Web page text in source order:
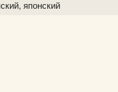
японский